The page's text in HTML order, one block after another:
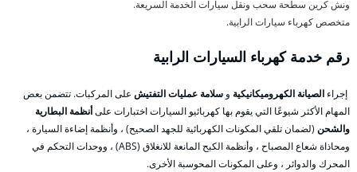
ونش كرين سطحة سحب ونقل سيارات الخدمة السريعة.
متخصص كهرباء سيارات الرابية.
رقم خدمة كهرباء السيارات الرابية
إجراء الصيانة الكهروميكانيكية و سلامة عمليات التفتيش على المركبات. تتضمن بعض
المهام الأكثر شيوعًا التي يقوم بها كهربائيو السيارات اختبارات علىأنظمة البطارية
والشحن (لضمان تلقي المكونات الكهربائية للجهد الصحيح) ، وأنظمة إضاءة السيارة ،
ومحاذاة شعاع المصباح ، وأنظمة الكبح المانعة للانغلاق (ABS) ، ووحدات التحكم في
المحرك والدوائر ، وعلى المكونات المحوسبة الأخرى.